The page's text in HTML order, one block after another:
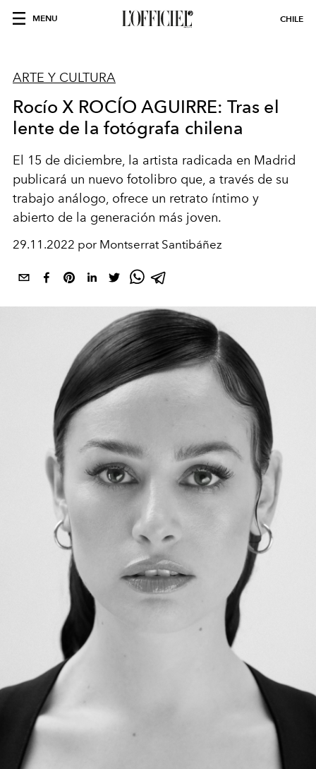
MENU CHILE
ARTE Y CULTURA
Rocío X ROCÍO AGUIRRE: Tras el
lente de la fotógrafa chilena
El 15 de diciembre, la artista radicada en Madrid
publicará un nuevo fotolibro que, a través de su
trabajo análogo, ofrece un retrato íntimo y
abierto de la generación más joven.
29.11.2022 por Montserrat Santibáñez